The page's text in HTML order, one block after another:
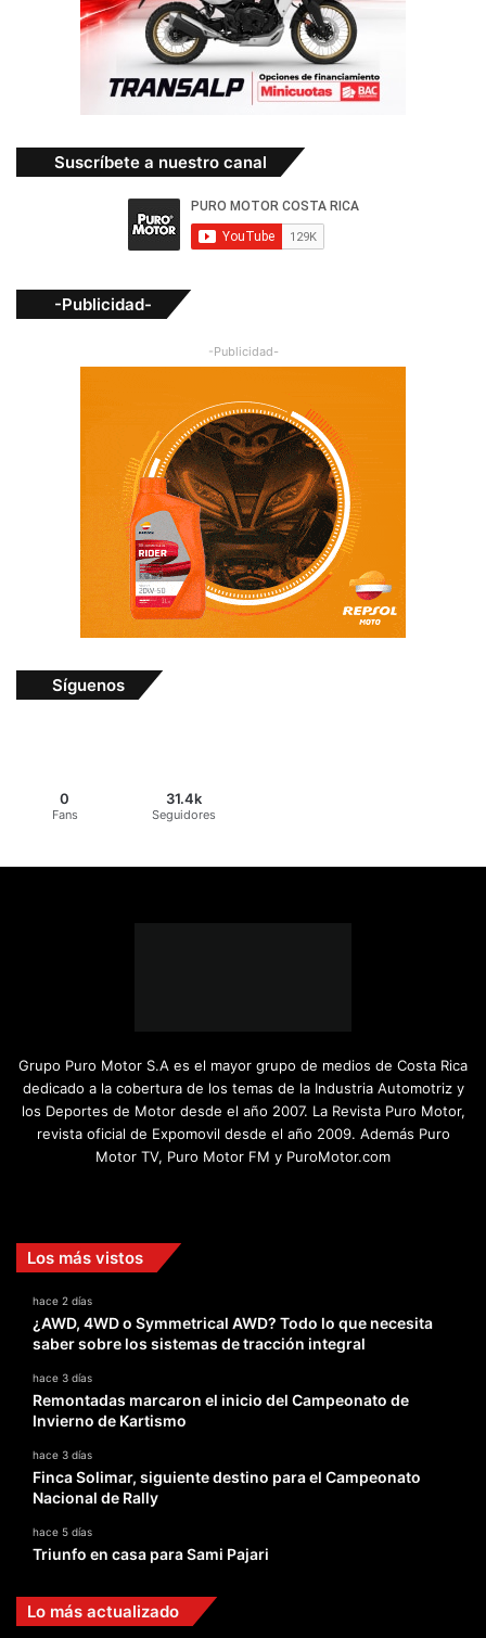
Suscríbete a nuestro canal
-Publicidad-
-Publicidad-
Síguenos
0
Fans
31.4k
Seguidores
Grupo Puro Motor S.A es el mayor grupo de medios de Costa Rica
dedicado a la cobertura de los temas de la Industria Automotriz y
los Deportes de Motor desde el año 2007. La Revista Puro Motor,
revista oficial de Expomovil desde el año 2009. Además Puro
Motor TV, Puro Motor FM y PuroMotor.com
Los más vistos
hace 2 días
¿AWD, 4WD o Symmetrical AWD? Todo lo que necesita
saber sobre los sistemas de tracción integral
hace 3 días
Remontadas marcaron el inicio del Campeonato de
Invierno de Kartismo
hace 3 días
Finca Solimar, siguiente destino para el Campeonato
Nacional de Rally
hace 5 días
Triunfo en casa para Sami Pajari
Lo más actualizado